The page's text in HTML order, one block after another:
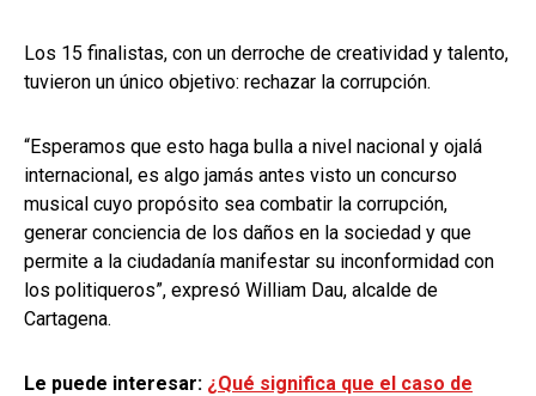
Los 15 finalistas, con un derroche de creatividad y talento,
tuvieron un único objetivo: rechazar la corrupción.
“Esperamos que esto haga bulla a nivel nacional y ojalá
internacional, es algo jamás antes visto un concurso
musical cuyo propósito sea combatir la corrupción,
generar conciencia de los daños en la sociedad y que
permite a la ciudadanía manifestar su inconformidad con
los politiqueros”, expresó William Dau, alcalde de
Cartagena.
Le puede interesar: ¿Qué significa que el caso de